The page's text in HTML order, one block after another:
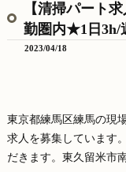
【清掃パート
勤圏内★1日
2023/04/18
東京都練馬区練馬の現
求人を募集しています
だきます。東久留米市